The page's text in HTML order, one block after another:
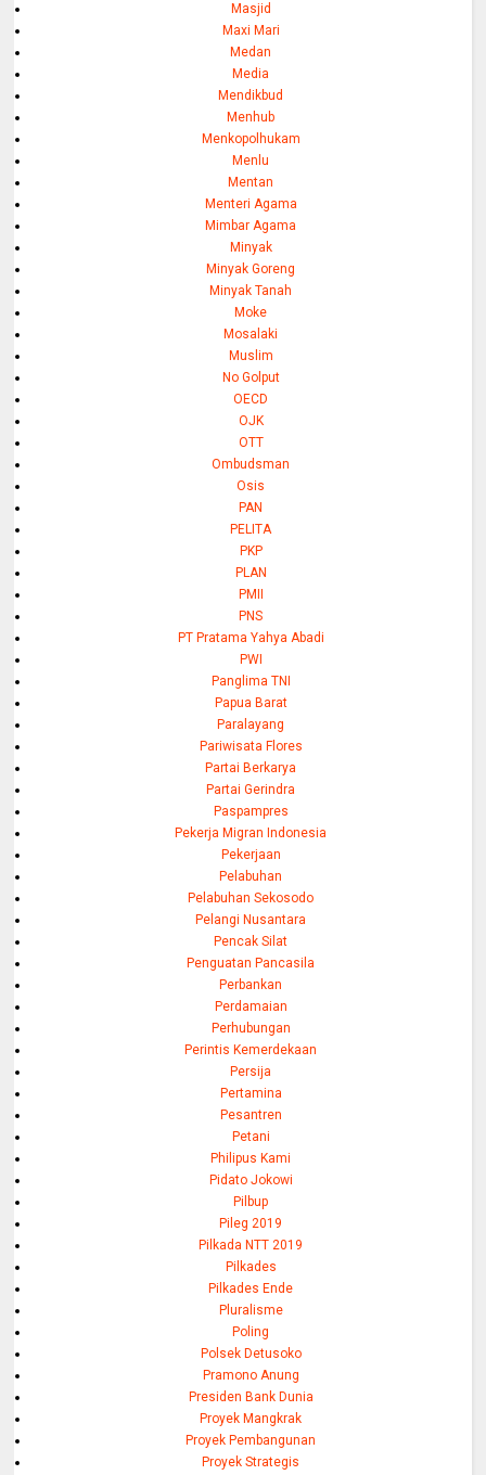
Masjid
Maxi Mari
Medan
Media
Mendikbud
Menhub
Menkopolhukam
Menlu
Mentan
Menteri Agama
Mimbar Agama
Minyak
Minyak Goreng
Minyak Tanah
Moke
Mosalaki
Muslim
No Golput
OECD
OJK
OTT
Ombudsman
Osis
PAN
PELITA
PKP
PLAN
PMII
PNS
PT Pratama Yahya Abadi
PWI
Panglima TNI
Papua Barat
Paralayang
Pariwisata Flores
Partai Berkarya
Partai Gerindra
Paspampres
Pekerja Migran Indonesia
Pekerjaan
Pelabuhan
Pelabuhan Sekosodo
Pelangi Nusantara
Pencak Silat
Penguatan Pancasila
Perbankan
Perdamaian
Perhubungan
Perintis Kemerdekaan
Persija
Pertamina
Pesantren
Petani
Philipus Kami
Pidato Jokowi
Pilbup
Pileg 2019
Pilkada NTT 2019
Pilkades
Pilkades Ende
Pluralisme
Poling
Polsek Detusoko
Pramono Anung
Presiden Bank Dunia
Proyek Mangkrak
Proyek Pembangunan
Proyek Strategis